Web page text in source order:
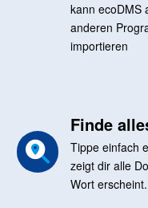
kann ecoDMS
anderen
importieren
Finde
Tippe einfach
zeigt dir alle
Wort erscheint.